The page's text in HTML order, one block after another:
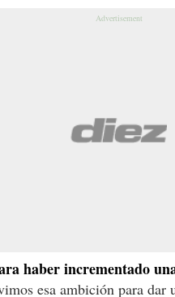
haber incrementado
esa ambición para